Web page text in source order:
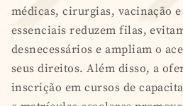
médicas, cirurgias, vacinação
essenciais reduzem filas,
desnecessários e ampliam o
seus direitos. Além disso, a
inscrição em cursos de